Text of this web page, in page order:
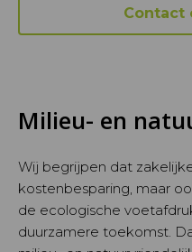
Contact
Milieu- en
Wij begrijpen dat
kostenbesparing, maar
de ecologische
duurzamere toekomst.